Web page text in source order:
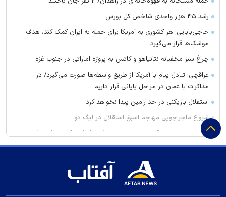
رشد ۴۵ هزار واحدی شاخص کل بورس
حاجی‌بابایی: هر کشوری به آمریکا برای حمله به ایران کمک کند، هدف
موشک‌ها قرار می‌گیرد
چراغ سبز مخفیانه نتانیاهو و کاتس به پروژه اماراتی در جنوب غزه
عراقچی: تبادل پیام با آمریکا از طریق واسطه‌ها صورت می‌گیرد/ در
مذاکرات با عمان در مراحل پایانی قرار داریم
استقلال بازیکنی در حد رامین پیدا نخواهد کرد
شروع ماجراجویی مهاجم اسبق استقلال در لیگ دو
توری مش چیست؟ بررسی مشخصات فنی، انواع و کاربردهای مش
فلزی در صنعت
کلاهبرداری ۱۰۰ میلیاردی با وعده فروش لوازم خانگی ارزان برای تهیه
سخنگوی وزارت کشور: دولت فعلا برنامه‌ای برای ورود اتوبوس‌های